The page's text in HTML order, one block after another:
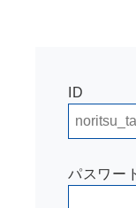
ID
パスワー